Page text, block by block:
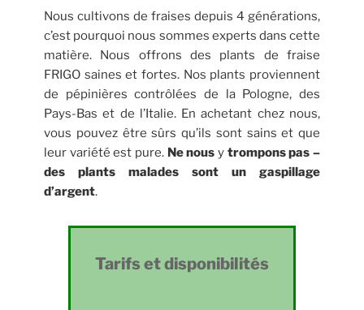
Nous cultivons de fraises depuis 4 générations,
c’est pourquoi nous sommes experts dans cette
matière. Nous offrons des plants de fraise
FRIGO saines et fortes. Nos plants proviennent
de pépinières contrôlées de la Pologne, des
Pays-Bas et de l’Italie. En achetant chez nous,
vous pouvez être sûrs qu’ils sont sains et que
leur variété est pure. Ne nousy trompons pas –
des plants malades sont un gaspillage
d’argent.
Tarifs et disponibilités